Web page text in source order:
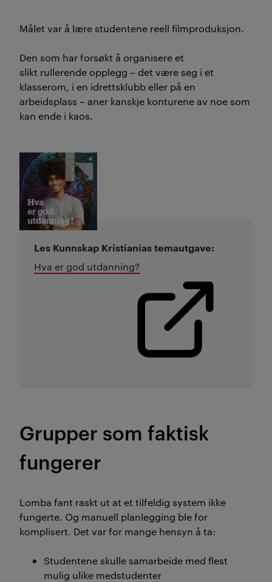
Målet var å lære studentene reell filmproduksjon.
Den som har forsøkt å organisere et
slikt rullerende opplegg – det være seg i et
klasserom, i en idrettsklubb eller på en
arbeidsplass – aner kanskje konturene av noe som
kan ende i kaos.
Les Kunnskap Kristianias temautgave:
Hva er god utdanning?
Grupper som faktisk
fungerer
Lomba fant raskt ut at et tilfeldig system ikke
fungerte. Og manuell planlegging ble for
komplisert. Det var for mange hensyn å ta:
Studentene skulle samarbeide med flest
mulig ulike medstudenter